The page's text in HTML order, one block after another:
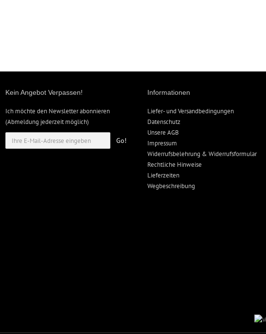
Kein Angebot Verpassen!
Ich möchte den Newsletter abonnieren
(Abmeldung jederzeit möglich)
Go!
Informationen
Liefer- und Versandbedingungen
Datenschutz
Unsere AGB
Impressum
Widerrufsbelehrung & Widerrufsformular
Rechtliche Hinweise
Lieferzeiten
Wegbeschreibung